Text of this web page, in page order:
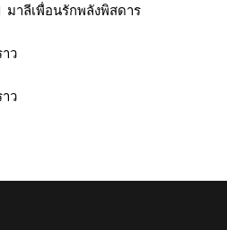
มาลีเพื่อนรักพลังพิสดาร
ว
ว